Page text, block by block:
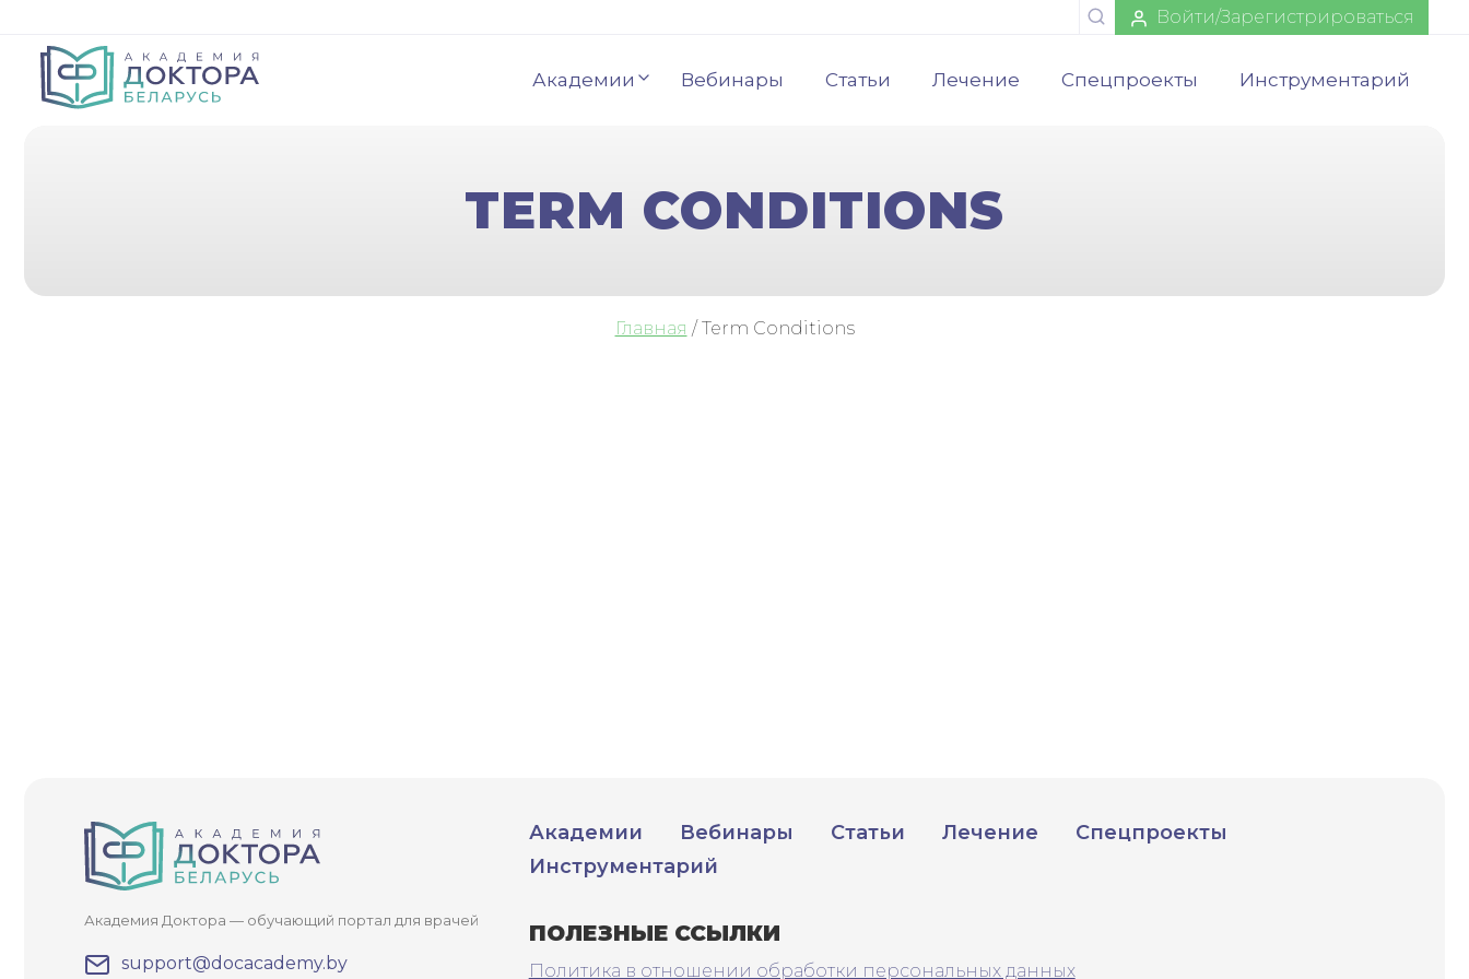
Войти/Зарегистрироваться
Академии Вебинары Статьи Лечение Спецпроекты Инструментарий
TERM CONDITIONS
Главная / Term Conditions
Академия Доктора — обучающий портал для врачей
support@docacademy.by
Академии Вебинары Статьи Лечение
Спецпроекты
Инструментарий
ПОЛЕЗНЫЕ ССЫЛКИ
Политика в отношении обработки персональных данных